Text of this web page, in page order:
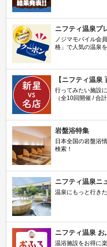
ニフティ温泉プ
ノジマモバイル会
格」で人気の温泉
【ニフティ温泉
行ってみたい施設
（全10回開催 / 合
岩盤浴特集
日本全国の岩盤浴
検索！
ニフティ温泉ニ
温泉にもっと行き
ニフティ温泉 お
温浴施設をお得に